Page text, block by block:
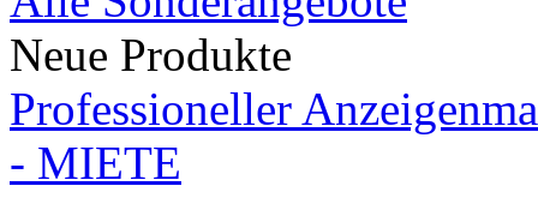
Neue Produkte
Professioneller
- MIETE